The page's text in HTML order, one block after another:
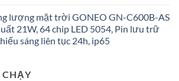
lượng mặt trời GONEO GN-C600B-AS
21W, 64 chip LED 5054, Pin lưu trữ
sáng liên tục 24h, ip65
CHẠY